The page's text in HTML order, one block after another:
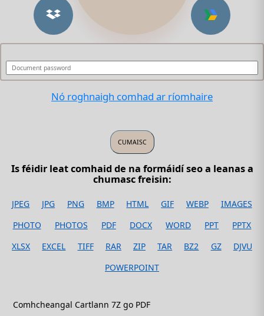
Nó roghnaigh comhad ar ríomhaire
Is féidir leat comhaid de na formáidí seo a leanas a
chumasc freisin:
JPEG JPG PNG BMP HTML GIF WEBP
IMAGES
PHOTO
PHOTOS PDF DOCX WORD PPT
PPTX
XLSX
EXCEL TIFF RAR ZIP TAR BZ2 GZ
DJVU
POWERPOINT
Comhcheangal Cartlann 7Z go PDF